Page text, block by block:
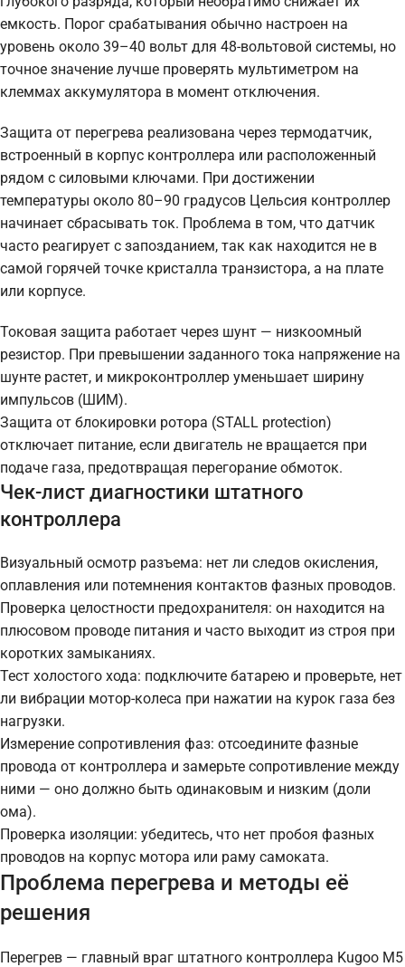
емкость. Порог срабатывания обычно настроен на
уровень около 39–40 вольт для 48-вольтовой системы, но
точное значение лучше проверять мультиметром на
клеммах аккумулятора в момент отключения.
Защита от перегрева реализована через термодатчик,
встроенный в корпус контроллера или расположенный
рядом с силовыми ключами. При достижении
температуры около 80–90 градусов Цельсия контроллер
начинает сбрасывать ток. Проблема в том, что датчик
часто реагирует с запозданием, так как находится не в
самой горячей точке кристалла транзистора, а на плате
или корпусе.
Токовая защита работает через шунт — низкоомный
резистор. При превышении заданного тока напряжение на
шунте растет, и микроконтроллер уменьшает ширину
импульсов (ШИМ).
Защита от блокировки ротора (STALL protection)
отключает питание, если двигатель не вращается при
подаче газа, предотвращая перегорание обмоток.
Чек-лист диагностики штатного
контроллера
Визуальный осмотр разъема: нет ли следов окисления,
оплавления или потемнения контактов фазных проводов.
Проверка целостности предохранителя: он находится на
плюсовом проводе питания и часто выходит из строя при
коротких замыканиях.
Тест холостого хода: подключите батарею и проверьте, нет
ли вибрации мотор-колеса при нажатии на курок газа без
нагрузки.
Измерение сопротивления фаз: отсоедините фазные
провода от контроллера и замерьте сопротивление между
ними — оно должно быть одинаковым и низким (доли
ома).
Проверка изоляции: убедитесь, что нет пробоя фазных
проводов на корпус мотора или раму самоката.
Проблема перегрева и методы её
решения
Перегрев — главный враг штатного контроллера Kugoo M5